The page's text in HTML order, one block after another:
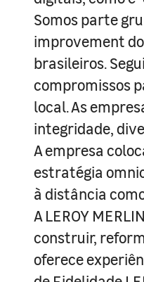
Somos parte
improvement
brasileiros.
compromissos
local. As
integridade,
A empresa
estratégia
à distância
A LEROY
construir,
oferece